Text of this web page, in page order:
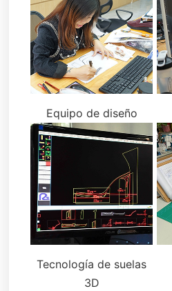
Equipo de diseño
Tecnología de suelas
3D